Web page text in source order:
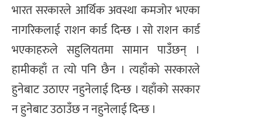
भारत सरकारले आर्थिक अवस्था कमजोर भएका
नागरिकलाई राशन कार्ड दिन्छ । सो राशन कार्ड
भएकाहरुले सहुलियतमा सामान पाउँछन् ।
हामीकहाँ त त्यो पनि छैन । त्यहाँको सरकारले
हुनेबाट उठाएर नहुनेलाई दिन्छ । यहाँको सरकार
न हुनेबाट उठाउँछ न नहुनेलाई दिन्छ ।